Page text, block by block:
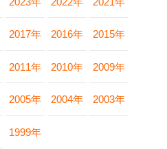
2017年 2016年 2015年
2011年 2010年 2009年
2005年 2004年 2003年
1999年